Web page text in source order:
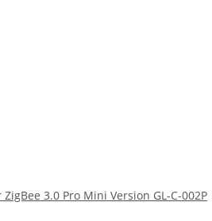
3.0 Pro Mini Version GL-C-002P